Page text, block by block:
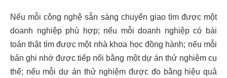
Nếu mỗi công nghệ sẵn sàng chuyển giao tìm được một
doanh nghiệp phù hợp; nếu mỗi doanh nghiệp có bài
toán thật tìm được một nhà khoa học đồng hành; nếu mỗi
bản ghi nhớ được tiếp nối bằng một dự án thử nghiệm cụ
thể; nếu mỗi dự án thử nghiệm được đo bằng hiệu quả